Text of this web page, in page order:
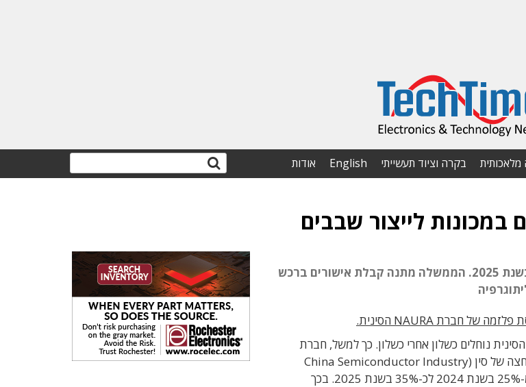
מלאכותית בקרה וציוד תעשייתי English אודות
לייצור שבבים
שיעור השימוש בציוד ייצור שבבים מקומי הגיע לשיא של כ-35% בשנת 2025. הממשלה מתנה קבלת אישורים ברכש
נוחלים כשלון אחרי כשלון. כך למשל, חברת
שנתוני התאחדות תעשיית המוליכים-למחצה של סין (China Semiconductor Industry
Association) מראים ששיעור השימוש בציוד ייצור שבבים מקומי עלה מ-25% בשנת 2024 לכ-35% בשנת 2025. בכך